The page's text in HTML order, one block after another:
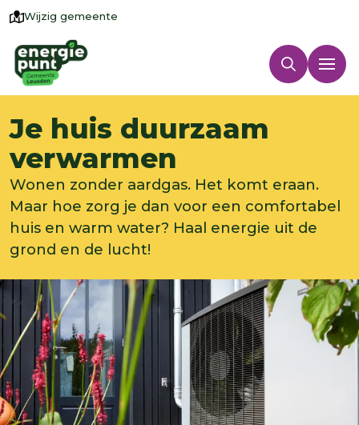
Wijzig gemeente
Je huis duurzaam
verwarmen
Wonen zonder aardgas. Het komt eraan.
Maar hoe zorg je dan voor een comfortabel
huis en warm water? Haal energie uit de
grond en de lucht!